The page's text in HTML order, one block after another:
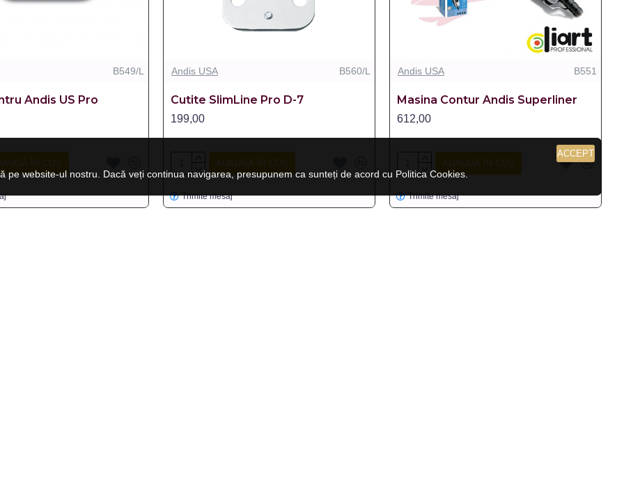
B549/L
Andis US Pro
Andis USA B560/L
Cutite SlimLine Pro D-7
199,00
Trimite mesaj
Andis USA B551
Masina Contur Andis Superliner
612,00
Trimite mesaj
ACCEPT
website-ul nostru. Dacă veți continua navigarea, presupunem ca sunteți de acord cu Politica Cookies.